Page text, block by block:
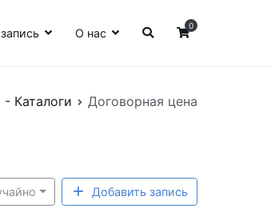
О нас
0
Каталоги Договорная цена
Добавить запись